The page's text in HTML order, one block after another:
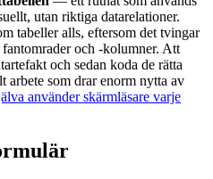
utan riktiga datarelationer.
tabeller alls, eftersom det tvingar
och -kolumner. Att
och sedan koda de rätta
arbete som drar enorm nytta av
använder skärmläsare varje